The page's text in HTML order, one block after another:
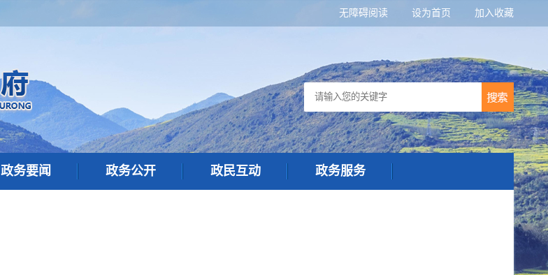
无障碍阅读 设为首页 加入收藏
政务要闻 政务公开 政民互动 政务服务